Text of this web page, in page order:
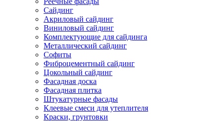
Сайдинг
Акриловый сайдинг
Виниловый сайдинг
Комплектующие для сайдинга
Металлический сайдинг
Софиты
Фиброцементный сайдинг
Цокольный сайдинг
Фасадная доска
Фасадная плитка
Штукатурные фасады
Клеевые смеси для утеплителя
Краски, грунтовки